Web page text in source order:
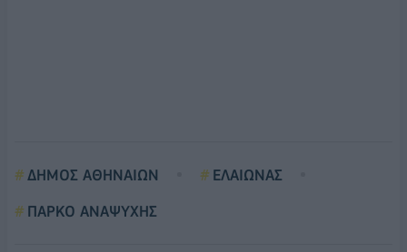
ΔΗΜΟΣ ΑΘΗΝΑΙΩΝ
ΕΛΑΙΩΝΑΣ
ΠΑΡΚΟ ΑΝΑΨΥΧΗΣ